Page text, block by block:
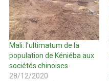
Mali: l’ultimatum de la
population de Kéniéba aux
sociétés chinoises
28/12/2020